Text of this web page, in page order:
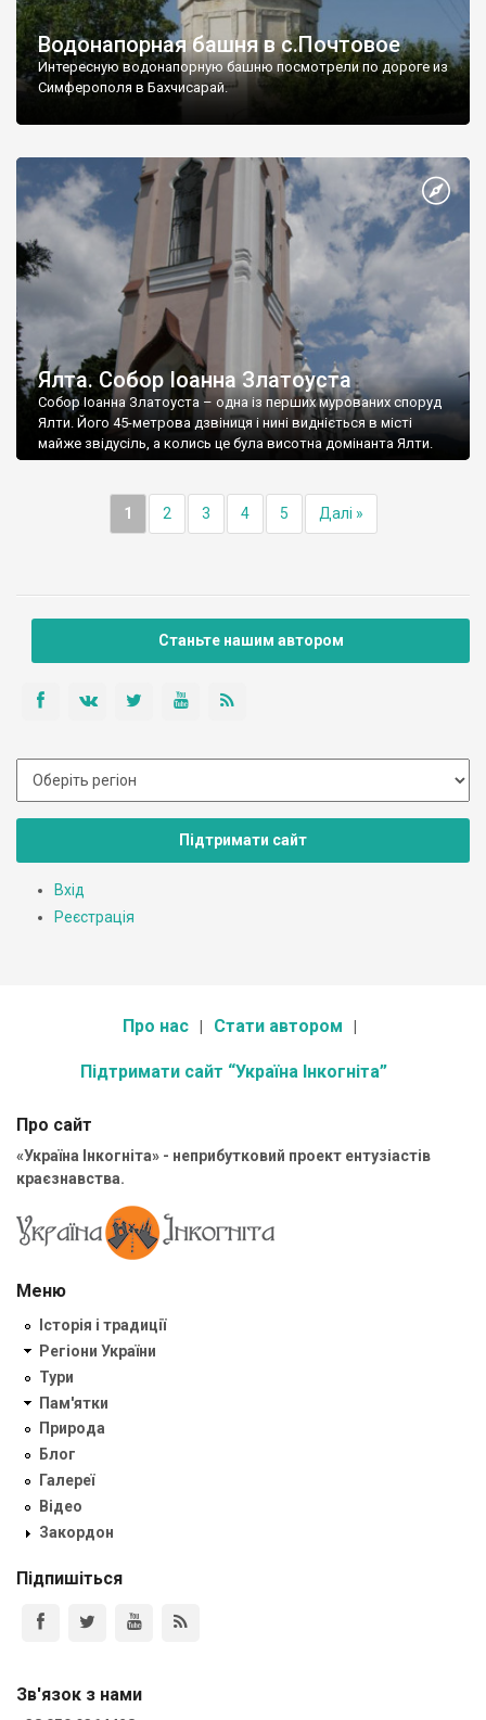
Водонапорная башня в с.Почтовое
Интересную водонапорную башню посмотрели по дороге из
Симферополя в Бахчисарай.
Ялта. Собор Іоанна Златоуста
Собор Іоанна Златоуста – одна із перших мурованих споруд
Ялти. Його 45-метрова дзвіниця і нині видніється в місті
майже звідусіль, а колись це була висотна домінанта Ялти.
1 2 3 4 5 Далі »
Станьте нашим автором
Підтримати сайт
Вхід
Реєстрація
Про нас Стати автором
Підтримати сайт “Україна Інкогніта”
Про сайт
«Україна Інкогніта» - неприбутковий проект ентузіастів
краєзнавства.
Меню
Історія і традиції
Регіони України
Тури
Пам'ятки
Природа
Блог
Галереї
Відео
Закордон
Підпишіться
Зв'язок з нами